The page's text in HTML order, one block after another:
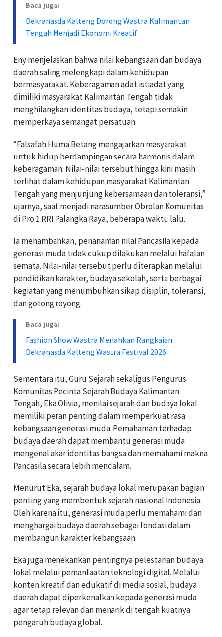
Baca juga:
Dekranasda Kalteng Dorong Wastra Kalimantan
Tengah Menjadi Ekonomi Kreatif
Eny menjelaskan bahwa nilai kebangsaan dan budaya
daerah saling melengkapi dalam kehidupan
bermasyarakat. Keberagaman adat istiadat yang
dimiliki masyarakat Kalimantan Tengah tidak
menghilangkan identitas budaya, tetapi semakin
memperkaya semangat persatuan.
“Falsafah Huma Betang mengajarkan masyarakat
untuk hidup berdampingan secara harmonis dalam
keberagaman. Nilai-nilai tersebut hingga kini masih
terlihat dalam kehidupan masyarakat Kalimantan
Tengah yang menjunjung kebersamaan dan toleransi,”
ujarnya, saat menjadi narasumber Obrolan Komunitas
di Pro 1 RRI Palangka Raya, beberapa waktu lalu.
Ia menambahkan, penanaman nilai Pancasila kepada
generasi muda tidak cukup dilakukan melalui hafalan
semata. Nilai-nilai tersebut perlu diterapkan melalui
pendidikan karakter, budaya sekolah, serta berbagai
kegiatan yang menumbuhkan sikap disiplin, toleransi,
dan gotong royong.
Baca juga:
Fashion Show Wastra Meriahkan Rangkaian
Dekranasda Kalteng Wastra Festival 2026
Sementara itu, Guru Sejarah sekaligus Pengurus
Komunitas Pecinta Sejarah Budaya Kalimantan
Tengah, Eka Olivia, menilai sejarah dan budaya lokal
memiliki peran penting dalam memperkuat rasa
kebangsaan generasi muda. Pemahaman terhadap
budaya daerah dapat membantu generasi muda
mengenal akar identitas bangsa dan memahami makna
Pancasila secara lebih mendalam.
Menurut Eka, sejarah budaya lokal merupakan bagian
penting yang membentuk sejarah nasional Indonesia.
Oleh karena itu, generasi muda perlu memahami dan
menghargai budaya daerah sebagai fondasi dalam
membangun karakter kebangsaan.
Eka juga menekankan pentingnya pelestarian budaya
lokal melalui pemanfaatan teknologi digital. Melalui
konten kreatif dan edukatif di media sosial, budaya
daerah dapat diperkenalkan kepada generasi muda
agar tetap relevan dan menarik di tengah kuatnya
pengaruh budaya global.